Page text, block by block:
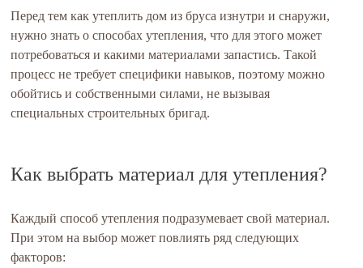
Перед тем как утеплить дом из бруса изнутри и снаружи,
нужно знать о способах утепления, что для этого может
потребоваться и какими материалами запастись. Такой
процесс не требует специфики навыков, поэтому можно
обойтись и собственными силами, не вызывая
специальных строительных бригад.
Как выбрать материал для утепления?
Каждый способ утепления подразумевает свой материал.
При этом на выбор может повлиять ряд следующих
факторов: